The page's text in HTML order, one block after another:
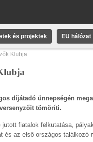
és projektek EU hálózat
Klubja
díjátadó ünnepségén
tömöríti.
fiatalok felkutatása,
az első országos találkozó